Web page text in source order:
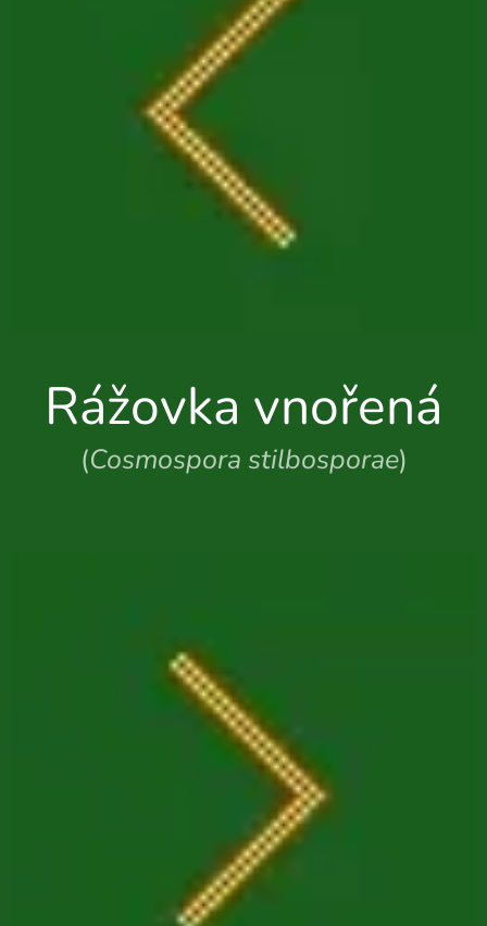
Rážovka vnořená
(Cosmospora stilbosporae)